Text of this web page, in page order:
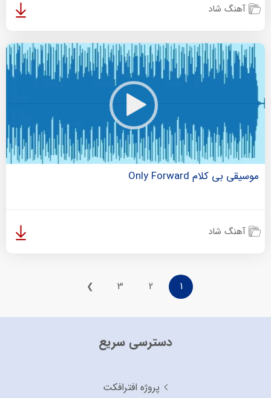
آهنگ شاد
موسیقی بی کلام Only Forward
آهنگ شاد
1
2
3
❯
دسترسی سریع
پروژه افترافکت